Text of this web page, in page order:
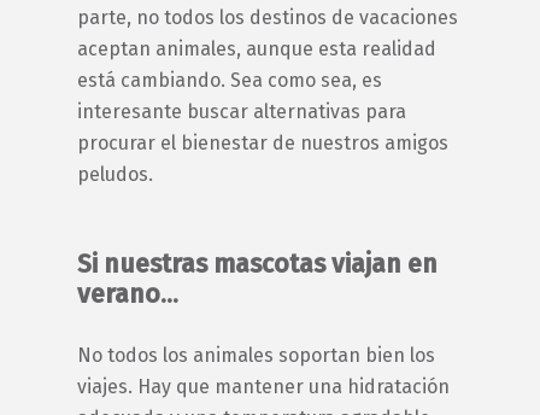
parte, no todos los destinos de vacaciones
aceptan animales, aunque esta realidad
está cambiando. Sea como sea, es
interesante buscar alternativas para
procurar el bienestar de nuestros amigos
peludos.
Si nuestras mascotas viajan en
verano…
No todos los animales soportan bien los
viajes. Hay que mantener una hidratación